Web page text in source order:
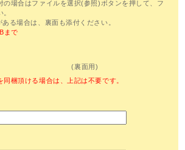
の場合はファイルを選択(参照)ボタンを押して、フ
る場合は、裏面も添付ください。
まで
(裏面用)
梱頂ける場合は、上記は不要です。